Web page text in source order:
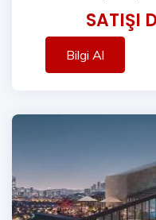
SATIŞI
Bilgi Al